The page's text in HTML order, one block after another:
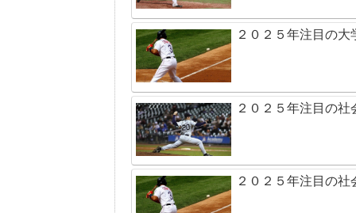
２０２５年注目の
２０２５年注目の
２０２５年注目の